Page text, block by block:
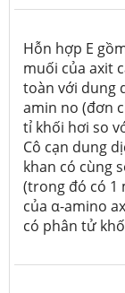
Hỗn hợp E
muối của axit
toàn với dung
amin no (đơn
tỉ khối hơi so
Cô cạn dung
khan có cùng
(trong đó có 1
của α-amino
có phân tử